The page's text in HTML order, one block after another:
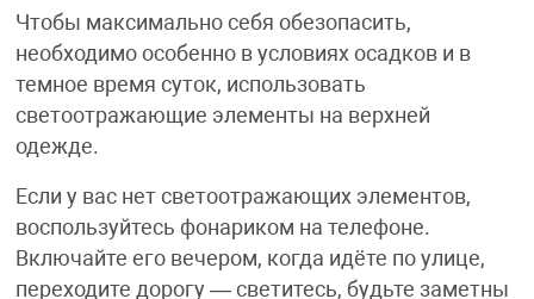
Чтобы максимально себя обезопасить,
необходимо особенно в условиях осадков и в
темное время суток, использовать
светоотражающие элементы на верхней
одежде.
Если у вас нет светоотражающих элементов,
воспользуйтесь фонариком на телефоне.
Включайте его вечером, когда идёте по улице,
переходите дорогу — светитесь, будьте заметны